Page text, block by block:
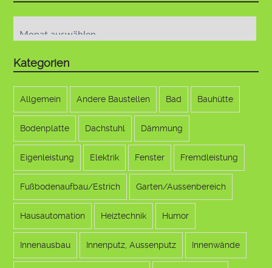
Kategorien
Allgemein Andere Baustellen Bad Bauhütte
Bodenplatte Dachstuhl Dämmung
Eigenleistung Elektrik Fenster Fremdleistung
Fußbodenaufbau/Estrich Garten/Aussenbereich
Hausautomation Heiztechnik Humor
Innenausbau Innenputz, Aussenputz Innenwände